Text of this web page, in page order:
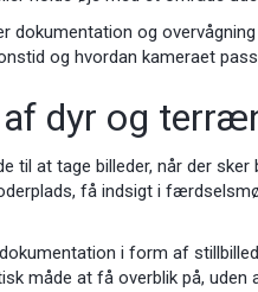
og
og hvordan kameraet
dyr og
til at tage billeder, når der
få indsigt i
i form af
måde at få overblik på,